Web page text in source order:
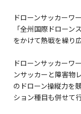
ドローンサッカーワ
「全州国際ドロー
をかけて熱戦を繰り
ドローンサッカーワ
ンサッカーと障害物
のドローン操縦力を
ション種目も併せて